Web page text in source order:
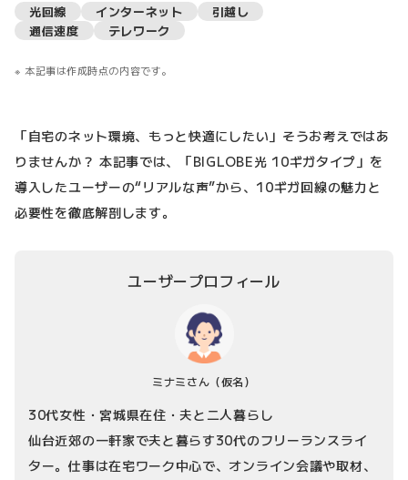
光回線
インターネット
引越し
通信速度
テレワーク
本記事は作成時点の内容です。
「自宅のネット環境、もっと快適にしたい」そうお考えではあ
りませんか？ 本記事では、「BIGLOBE光 10ギガタイプ」を
導入したユーザーの“リアルな声”から、10ギガ回線の魅力と
必要性を徹底解剖します。
ユーザープロフィール
ミナミさん （仮名）
30代女性・宮城県在住・夫と二人暮らし
仙台近郊の一軒家で夫と暮らす30代のフリーランスライ
ター。仕事は在宅ワーク中心で、オンライン会議や取材、